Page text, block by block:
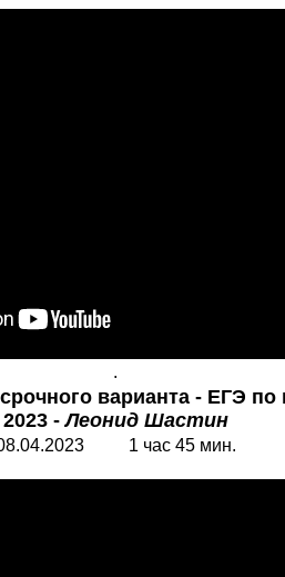
.
варианта - ЕГЭ
2023 -Леонид Шастин
1 час 45 мин.